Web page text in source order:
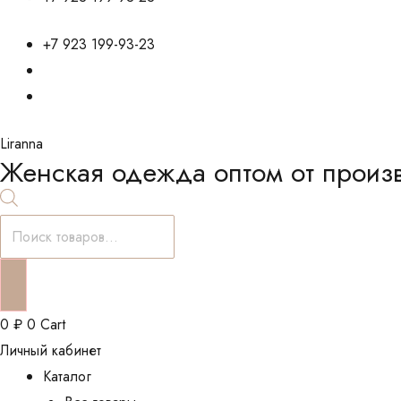
+7 923 199-93-23
Liranna
Женская одежда оптом от
Поиск
товаров
0 ₽ 0 Cart
Личный кабинет
Каталог